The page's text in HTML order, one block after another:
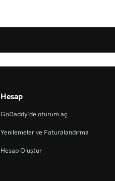
Hesap
GoDaddy’de oturum aç
Yenilemeler ve Faturalandırma
Hesap Oluştur